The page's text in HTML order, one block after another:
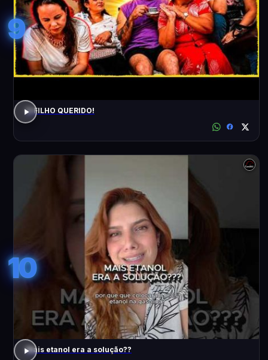
9
O FILHO QUERIDO!
10
Mais etanol era a solução??